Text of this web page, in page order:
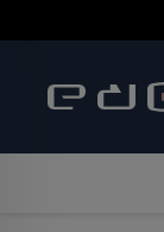
BRACELETS